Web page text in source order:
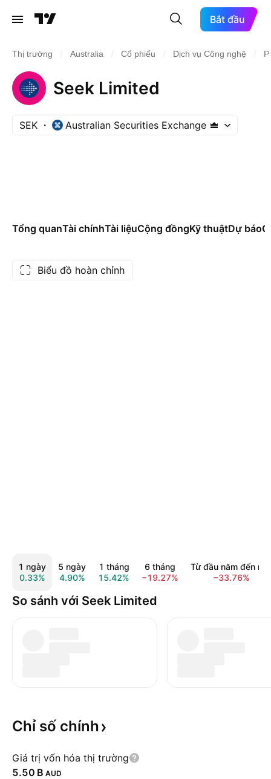
Bắt đầu
Thị trường Australia Cổ phiếu Dịch vụ Công nghệ
Seek Limited
SEK Australian Securities Exchange
Tổng quanTài chínhTài liệuCộng đồngKỹ thuậtDự báo
Biểu đồ hoàn chỉnh
1 ngày
0.33%
5 ngày
4.90%
1 tháng
15.42%
6 tháng
−19.27%
Từ đầu năm đến
−33.76%
So sánh với Seek Limited
Chỉ số chính
Giá trị vốn hóa thị trường
‪5.50 B‬ AUD